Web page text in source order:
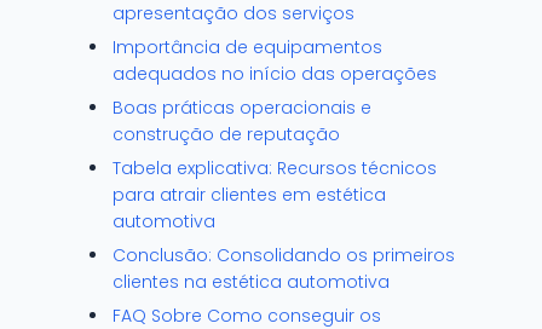
apresentação dos serviços
Importância de equipamentos
adequados no início das operações
Boas práticas operacionais e
construção de reputação
Tabela explicativa: Recursos técnicos
para atrair clientes em estética
automotiva
Conclusão: Consolidando os primeiros
clientes na estética automotiva
FAQ Sobre Como conseguir os